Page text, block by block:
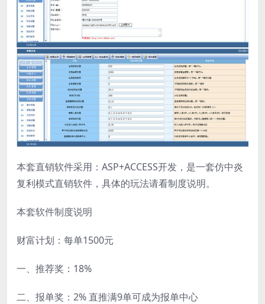
本套直销软件采用：ASP+ACCESS开发，是一套仿中炎
复利模式直销软件，具体的玩法请看制度说明。
本套软件制度说明
财富计划：每单1500元
一、推荐奖：18%
二、报单奖：2% 直推满9单可成为报单中心